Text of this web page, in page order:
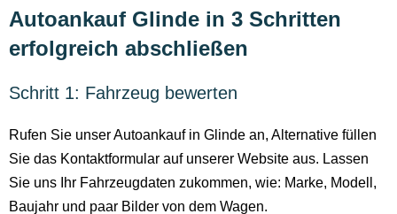
Autoankauf Glinde in 3 Schritten
erfolgreich abschließen
Schritt 1: Fahrzeug bewerten
Rufen Sie unser Autoankauf in Glinde an, Alternative füllen
Sie das Kontaktformular auf unserer Website aus. Lassen
Sie uns Ihr Fahrzeugdaten zukommen, wie: Marke, Modell,
Baujahr und paar Bilder von dem Wagen.